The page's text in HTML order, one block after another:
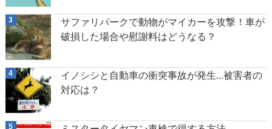
サファリパークで動物がマイカーを攻撃！車が
破損した場合や慰謝料はどうなる？
イノシシと自動車の衝突事故が発生…被害者の
対応は？